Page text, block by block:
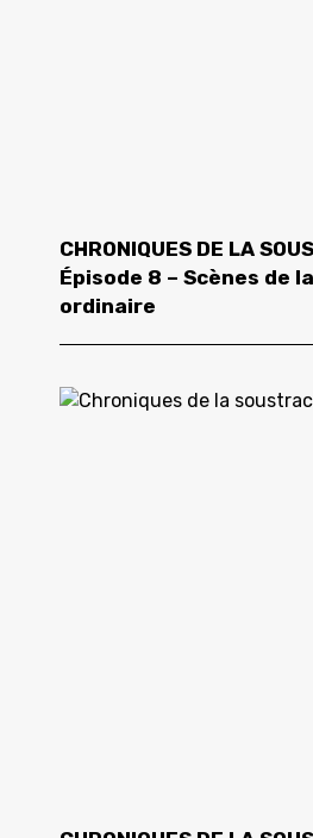
CHRONIQUES DE LA
Épisode 8 – Scènes de
ordinaire